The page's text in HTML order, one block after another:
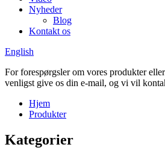
Nyheder
Blog
Kontakt os
English
For forespørgsler om vores produkter
venligst give os din e-mail, og vi vil
Hjem
Produkter
Kategorier